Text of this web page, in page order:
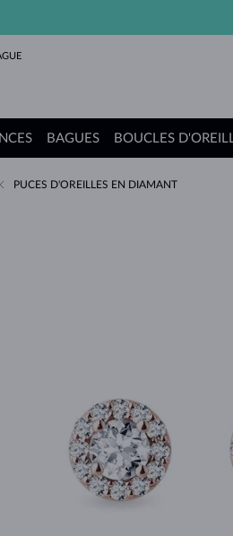
Bagues de fiançailles
Alliances de mariage
BAGUES
Bagues
BOUCLES
Boucles d'oreilles
Colliers
Bracelets
Perles
Bijoux
Cadeaux
Collections KLENOTA
PUCES D'OREILLES EN DIAMANT